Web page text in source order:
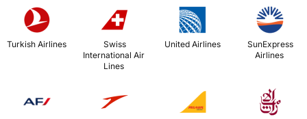
Turkish Airlines
International Air
Lines
United Airlines
Airlines